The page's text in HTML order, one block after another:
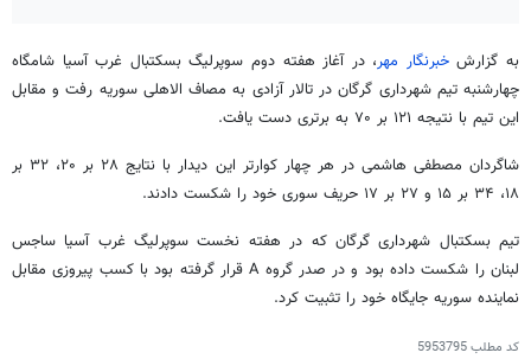
به گزارشخبرنگار مهر، در آغاز هفته دوم سوپرلیگبسکتبال غرب آسیا شامگاه
چهارشنبه تیم شهرداری گرگان در تالار آزادی به مصاف الاهلی سوریه رفت و مقابل
این تیم با نتیجه ۱۲۱ بر ۷۰ به برتری دست یافت.
شاگردان مصطفی هاشمی در هر چهارکوارتر
این دیدار با نتایج ۲۸ بر ۲۰، ۳۲ بر
۱۸، ۳۴ بر ۱۵ و ۲۷ بر ۱۷ حریف سوری خود را شکست دادند.
تیم بسکتبال شهرداری گرگان که در هفته نخست سوپرلیگغرب آسیا ساجس
لبنان را شکست داده بود و در صدر گروه A قرار گرفته بود با کسب پیروزی مقابل
نماینده سوریه جایگاه خود را تثبیت کرد.
کد مطلب5953795